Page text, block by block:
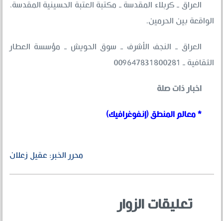
العراق ـ كربلاء المقدسة ـ مكتبة العتبة الحسينية المقدسة،
الواقعة بين الحرمين.
العراق ـ النجف الأشرف ـ سوق الحويش ـ مؤسسة العطار
الثقافية ـ 009647831800281
اخبار ذات صلة
* معالم المنطق (إنفوغرافيك)
محرر الخبر: عقيل زعلان
تعليقات الزوار